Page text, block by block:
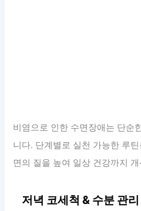
비염으로 인한 수면장애는 단순
니다. 단계별로 실천 가능한 루
면의 질을 높여 일상 건강까지
저녁 코세척 & 수분 관리